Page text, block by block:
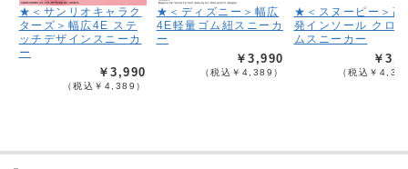
★＜サンリオキャラク
ターズ＞幅広4E ステ
ッチデザインスニーカ
ー
￥3,990
（税込￥4,389）
★＜ディズニー＞幅広
4E軽量ゴム紐スニーカ
ー
￥3,990
（税込￥4,389）
★＜スヌーピー＞高
発インソール クロ
ムスニーカー
￥
（税込￥